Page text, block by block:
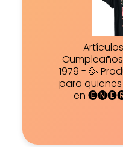
1979 - 🥳
para
en